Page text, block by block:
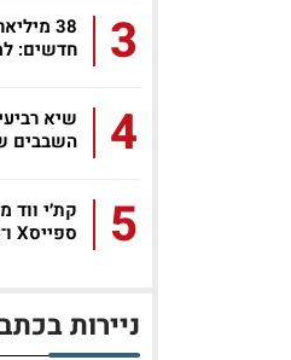
3
38
חדשים:
4
שיא
השבבים שזינקה
5
קת׳י ווד
ספייסX ו־TSMC - ומוכרת מניות...
ניירות